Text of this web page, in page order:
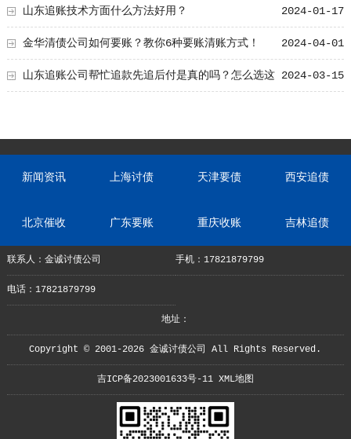
小窍门 2024-01-17
山东追账技术方面什么方法好用？
2024-04-01
金华清债公司如何要账？教你6种要账清账方式！
2024-03-15
山东追账公司帮忙追款先追后付是真的吗？怎么选这
新闻资讯 上海讨债 天津要债 西安追债
北京催收 广东要账 重庆收账 吉林追债
联系人：金诚讨债公司 手机：17821879799
电话：17821879799
地址：
Copyright © 2001-2026 金诚讨债公司 All Rights Reserved.
吉ICP备2023001633号-11 XML地图